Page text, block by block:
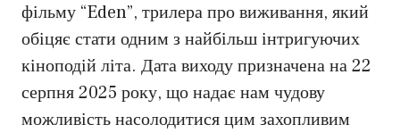
фільму “Eden”, трилера про виживання, який
обіцяє стати одним з найбільш інтригуючих
кіноподій літа. Дата виходу призначена на 22
серпня 2025 року, що надає нам чудову
можливість насолодитися цим захопливим